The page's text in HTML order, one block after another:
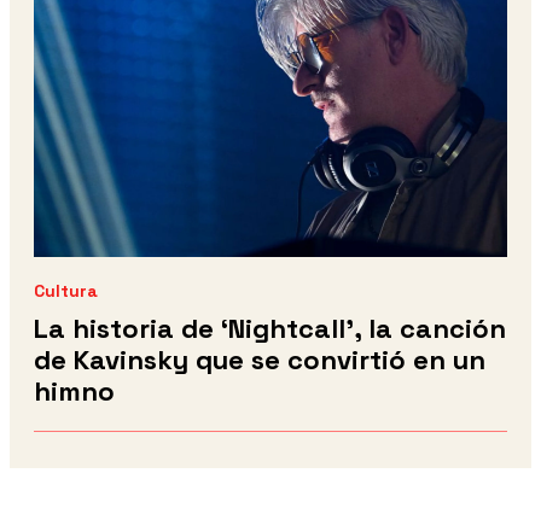
Cultura
La historia de ‘Nightcall’, la canción
de Kavinsky que se convirtió en un
himno